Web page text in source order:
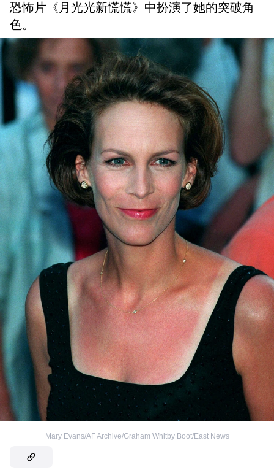
恐怖片《月光光新慌慌》中扮演了她的突破角
色。
Mary Evans/AF Archive/Graham Whitby Boot/East News